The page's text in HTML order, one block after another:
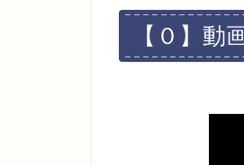
【０】動